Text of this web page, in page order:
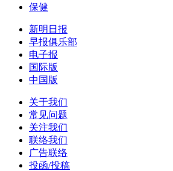
保健
新明日报
早报俱乐部
电子报
国际版
中国版
关于我们
常见问题
关注我们
联络我们
广告联络
投函/投稿